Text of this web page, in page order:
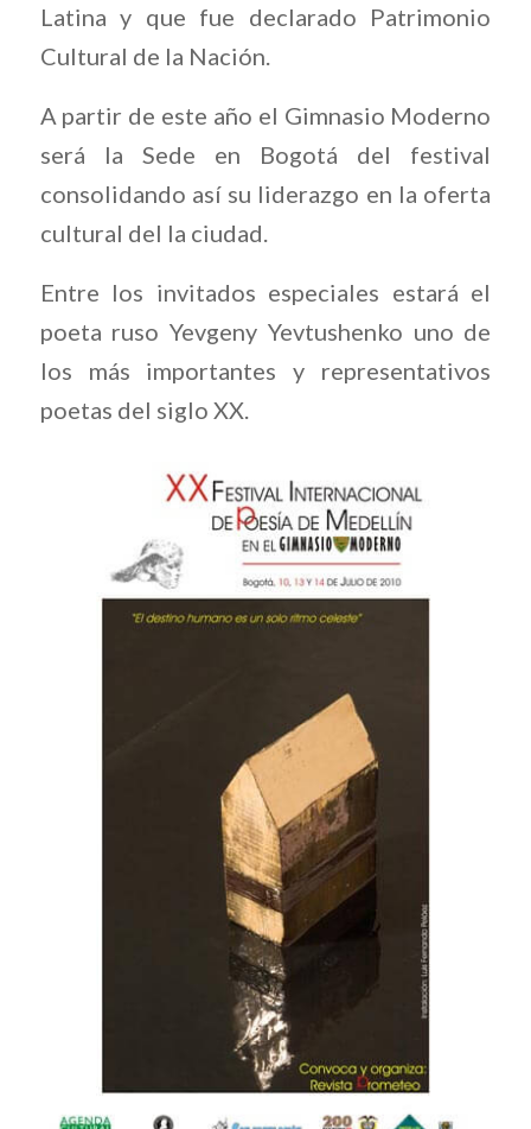
Latina y que fue declarado Patrimonio
Cultural de la Nación.
A partir de este año el Gimnasio Moderno
será la Sede en Bogotá del festival
consolidando así su liderazgo en la oferta
cultural del la ciudad.
Entre los invitados especiales estará el
poeta ruso Yevgeny Yevtushenko uno de
los más importantes y representativos
poetas del siglo XX.